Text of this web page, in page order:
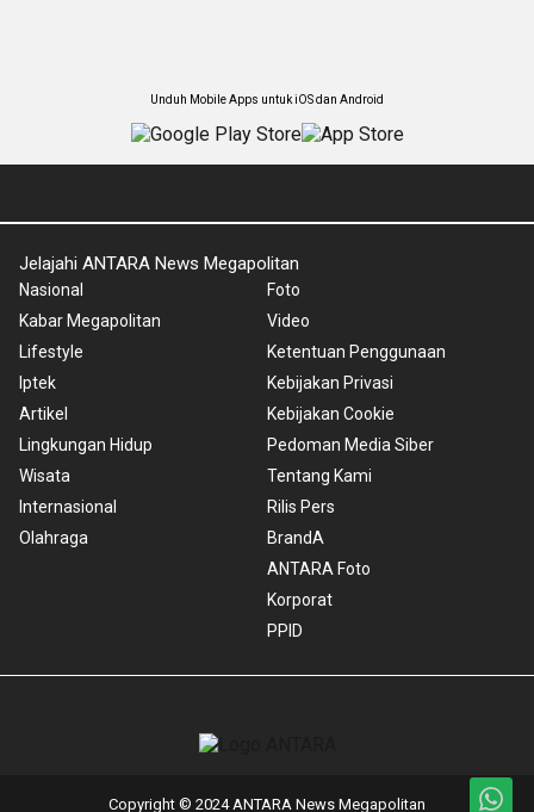
Unduh Mobile Apps untuk iOS dan Android
Jelajahi ANTARA News Megapolitan
Nasional
Kabar Megapolitan
Lifestyle
Iptek
Artikel
Lingkungan Hidup
Wisata
Internasional
Olahraga
Foto
Video
Ketentuan Penggunaan
Kebijakan Privasi
Kebijakan Cookie
Pedoman Media Siber
Tentang Kami
Rilis Pers
BrandA
ANTARA Foto
Korporat
PPID
Copyright © 2024 ANTARA News Megapolitan